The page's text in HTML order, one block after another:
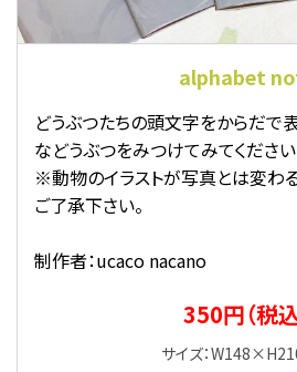
alphabet
どうぶつたちの頭文字をからだで
などうぶつをみつけてみてください
※動物のイラストが写真とは変わ
ご了承下さい。
制作者：ucaco nacano
350円（税込
サイズ：